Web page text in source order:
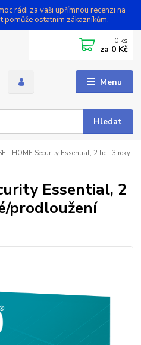
rádi za vaši upřímnou recenzi na
pomůže ostatním zákazníkům.
Menu
Hledat
0 ks
za 0 Kč
HOME Security Essential, 2 lic., 3 roky
Essential, 2
prodloužení